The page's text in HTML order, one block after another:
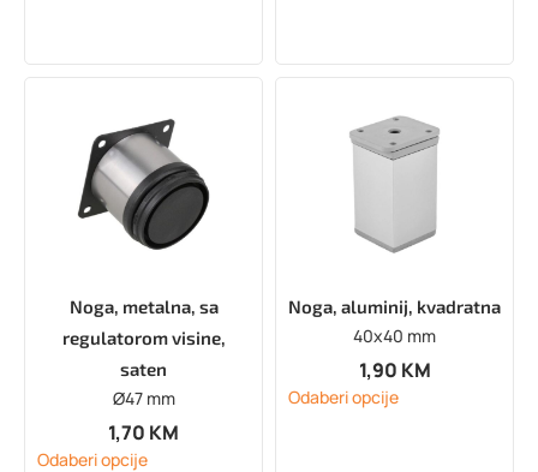
Noga, metalna, sa
regulatorom visine,
saten
Ø47 mm
1,70 KM
Odaberi opcije
Noga, aluminij, kvadratna
40x40 mm
1,90 KM
Odaberi opcije